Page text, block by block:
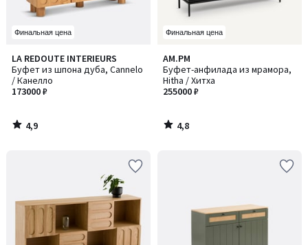
Финальная цена
LA REDOUTE INTERIEURS
Буфет из шпона дуба, Cannelo
/ Канелло
173000 ₽
4,9
/ 5
4,9
/
Финальная цена
AM.PM
Буфет-анфилада из мрамора,
Hitha / Хитха
255000 ₽
4,8
/ 5
4,8
/